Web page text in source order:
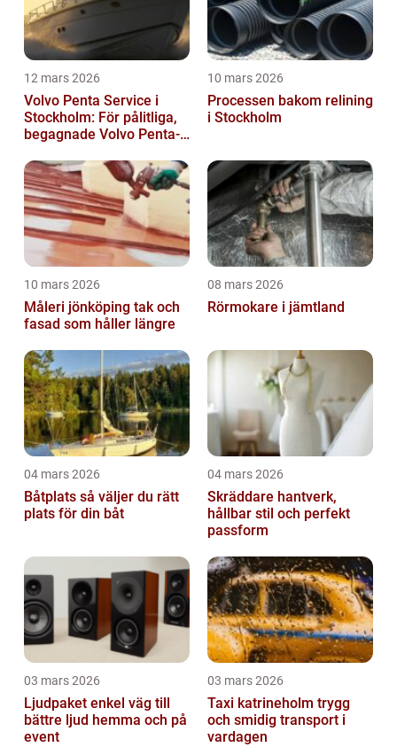
12 mars 2026
Volvo Penta Service i
Stockholm: För pålitliga,
begagnade Volvo Penta-
10 mars 2026
Processen bakom relining
i Stockholm
10 mars 2026
Måleri jönköping tak och
fasad som håller längre
08 mars 2026
Rörmokare i jämtland
04 mars 2026
Båtplats så väljer du rätt
plats för din båt
04 mars 2026
Skräddare hantverk,
hållbar stil och perfekt
passform
03 mars 2026
Ljudpaket enkel väg till
bättre ljud hemma och på
event
03 mars 2026
Taxi katrineholm trygg
och smidig transport i
vardagen